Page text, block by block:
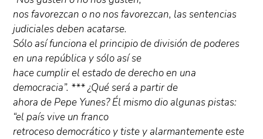
nos favorezcan o no nos favorezcan, las sentencias
judiciales deben acatarse.
Sólo así funciona el principio de división de poderes
en una república y sólo así se
hace cumplir el estado de derecho en una
democracia”. *** ¿Qué será a partir de
ahora de Pepe Yunes? Él mismo dio algunas pistas:
“el país vive un franco
retroceso democrático y tiste y alarmantemente este